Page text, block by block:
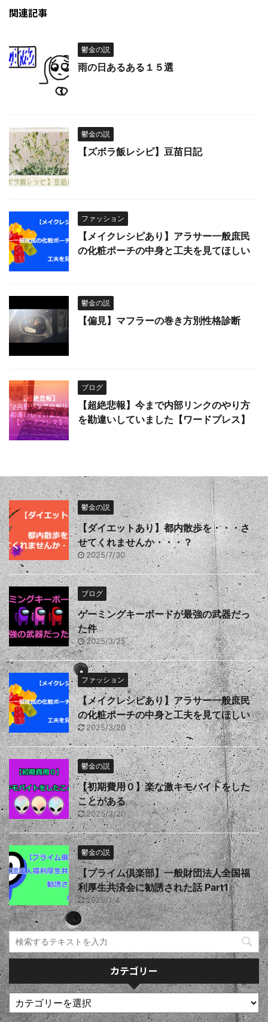
関連記事
鬱金の説
雨の日あるある１５選
鬱金の説
【ズボラ飯レシピ】豆苗日記
ファッション
【メイクレシピあり】アラサー一般庶民
の化粧ポーチの中身と工夫を見てほしい
鬱金の説
【偏見】マフラーの巻き方別性格診断
ブログ
【超絶悲報】今まで内部リンクのやり方
を勘違いしていました【ワードプレス】
鬱金の説
【ダイエットあり】都内散歩を・・・さ
せてくれませんか・・・？
2025/7/30
ブログ
ゲーミングキーボードが最強の武器だっ
た件
2025/3/25
ファッション
【メイクレシピあり】アラサー一般庶民
の化粧ポーチの中身と工夫を見てほしい
2025/3/20
鬱金の説
【初期費用０】楽な激キモバイトをした
ことがある
2025/3/20
鬱金の説
【プライム倶楽部】一般財団法人全国福
利厚生共済会に勧誘された話 Part1
2025/1/4
カテゴリー